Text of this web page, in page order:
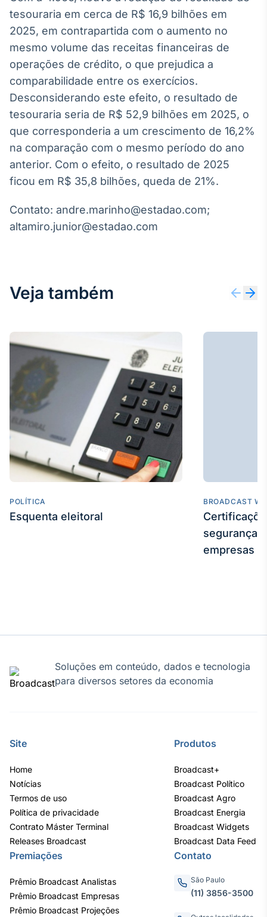
Broadcast
Wallboard
Conteúdos e
dados para
displays e telas
Curadoria
Curadoria de
conteúdos
Soluções de
Broadcast
Radar
plataforma para
analisar fundos
de investimento
no Brasil
IA
Em breve
Tokenização
de ativos
tesouraria em cerca de R$ 16,9 bilhões em
2025, em contrapartida com o aumento no
mesmo volume das receitas financeiras de
operações de crédito, o que prejudica a
comparabilidade entre os exercícios.
Desconsiderando este efeito, o resultado de
tesouraria seria de R$ 52,9 bilhões em 2025, o
que corresponderia a um crescimento de 16,2%
na comparação com o mesmo período do ano
anterior. Com o efeito, o resultado de 2025
ficou em R$ 35,8 bilhões, queda de 21%.
Contato: andre.marinho@estadao.com;
altamiro.junior@estadao.com
Veja também
POLÍTICA
Esquenta eleitoral
BROADCAST
segurança
empresas
Soluções em conteúdo, dados e tecnologia
para diversos setores da economia
Site
Home
Notícias
Termos de uso
Política de privacidade
Contrato Máster Terminal
Releases Broadcast
Produtos
Broadcast+
Broadcast Político
Broadcast Agro
Broadcast Energia
Broadcast Widgets
Broadcast Data Feed
Premiações
Prêmio Broadcast Analistas
Prêmio Broadcast Empresas
Prêmio Broadcast Projeções
Contato
São Paulo
(11) 3856-3500